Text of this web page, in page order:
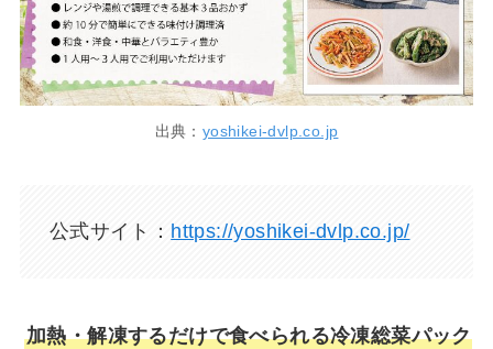
出典： yoshikei-dvlp.co.jp
公式サイト： https://yoshikei-dvlp.co.jp/
加熱・解凍するだけで食べられる冷凍総菜パック